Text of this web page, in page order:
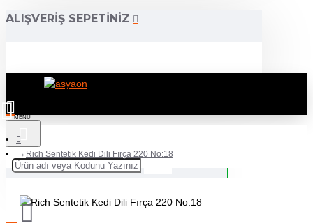
ALIŞVERIŞ SEPETINIZ
Rich Sentetik Kedi Dili Fırça 220 No:18